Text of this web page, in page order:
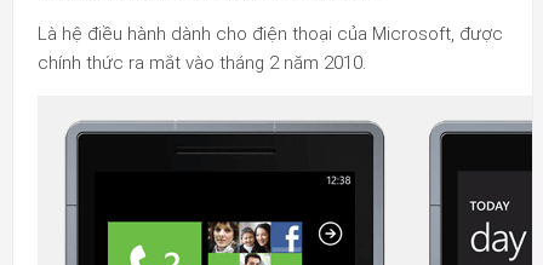
Là hệ điều hành dành cho điện thoại của Microsoft, được
chính thức ra mắt vào tháng 2 năm 2010.